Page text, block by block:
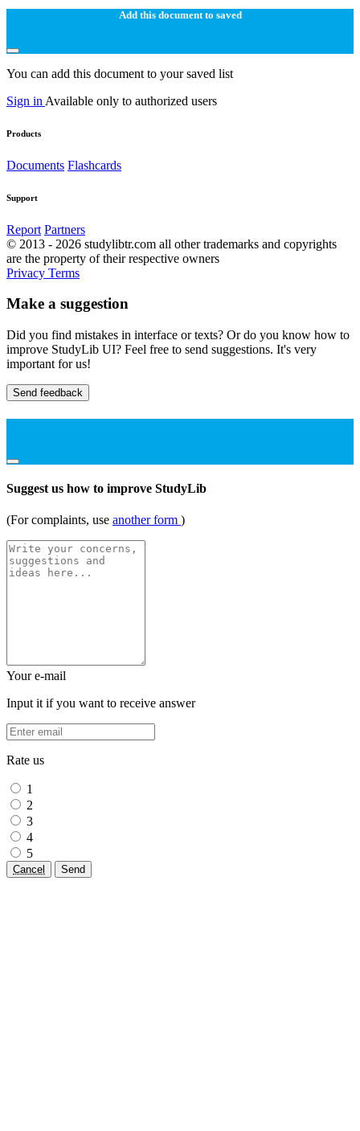
Add this document to saved
You can add this document to your saved list
Sign in Available only to authorized users
Products
Documents Flashcards
Support
Report Partners
© 2013 - 2026 studylibtr.com all other trademarks and copyrights
are the property of their respective owners
Privacy Terms
Make a suggestion
Did you find mistakes in interface or texts? Or do you know how to
improve StudyLib UI? Feel free to send suggestions. It's very
important for us!
Send feedback
Suggest us how to improve StudyLib
(For complaints, use another form )
Your e-mail
Input it if you want to receive answer
Rate us
1
2
3
4
5
Cancel Send